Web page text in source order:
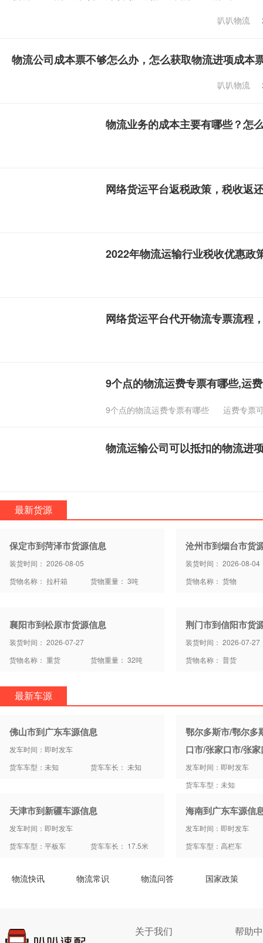
叭叭物流
物流公司成本票不够怎么办，怎么获取物流进项成本
叭叭物流
物流业务的成本主要有哪些？怎
网络货运平台返税政策，税收返
2022年物流运输行业税收优惠政
网络货运平台代开物流专票流程
9个点的物流运费专票有哪些,运
9个点的物流运费专票有哪些 运费专票
物流运输公司可以抵扣的物流进
最新货源
保定市到菏泽市货源信息
装货时间： 2026-08-05
货物名称： 拉杆箱
货物重量： 3吨
沧州市到烟台市货
装货时间： 2026-08-04
货物名称： 货物
襄阳市到松原市货源信息
装货时间： 2026-07-27
货物名称： 重货
货物重量： 32吨
荆门市到信阳市货
装货时间： 2026-07-27
货物名称： 普货
最新车源
佛山市到广东车源信息
发车时间：即时发车
货车车型：未知
货车车长： 未知
鄂尔多斯市/鄂尔多
口市/张家口市/张
发车时间：即时发车
货车车型：未知
天津市到新疆车源信息
发车时间：即时发车
货车车型：平板车
货车车长： 17.5米
海南到广东车源信
发车时间：即时发车
货车车型：高栏车
物流快讯 物流常识 物流问答 国家政策
关于我们 帮助